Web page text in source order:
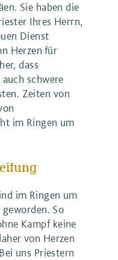
Sie haben die
Ihres Herrn,
Dienst
Herzen für
dass
schwere
Zeiten von
im Ringen um
im Ringen um
So
Kampf keine
von Herzen
uns Priestern